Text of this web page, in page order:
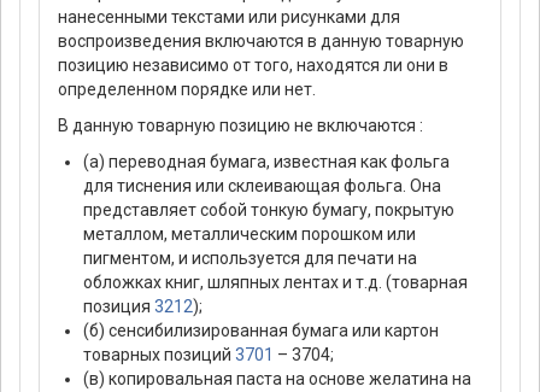
нанесенными текстами или рисунками для
воспроизведения включаются в данную товарную
позицию независимо от того, находятся ли они в
определенном порядке или нет.
В данную товарную позицию не включаются :
(а) переводная бумага, известная как фольга
для тиснения или склеивающая фольга. Она
представляет собой тонкую бумагу, покрытую
металлом, металлическим порошком или
пигментом, и используется для печати на
обложках книг, шляпных лентах и т.д. (товарная
позиция 3212);
(б) сенсибилизированная бумага или картон
товарных позиций 3701 – 3704;
(в) копировальная паста на основе желатина на